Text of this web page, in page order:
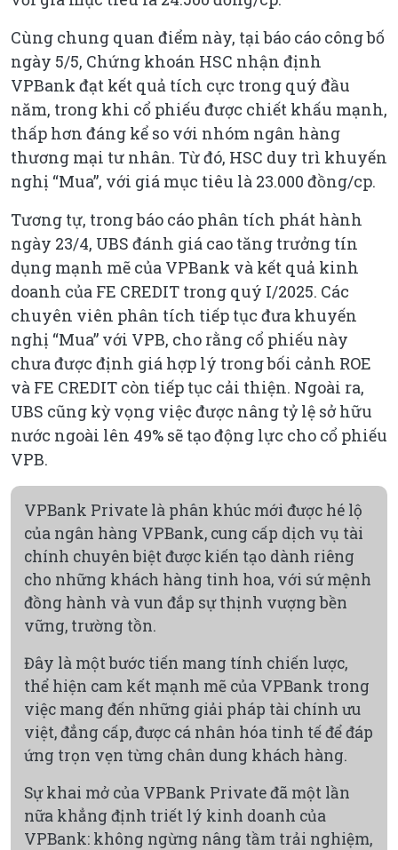
Cùng chung quan điểm này, tại báo cáo công bố
ngày 5/5, Chứng khoán HSC nhận định
VPBank đạt kết quả tích cực trong quý đầu
năm, trong khi cổ phiếu được chiết khấu mạnh,
thấp hơn đáng kể so với nhóm ngân hàng
thương mại tư nhân. Từ đó, HSC duy trì khuyến
nghị “Mua”, với giá mục tiêu là 23.000 đồng/cp.
Tương tự, trong báo cáo phân tích phát hành
ngày 23/4, UBS đánh giá cao tăng trưởng tín
dụng mạnh mẽ của VPBank và kết quả kinh
doanh của FE CREDIT trong quý I/2025. Các
chuyên viên phân tích tiếp tục đưa khuyến
nghị “Mua” với VPB, cho rằng cổ phiếu này
chưa được định giá hợp lý trong bối cảnh ROE
và FE CREDIT còn tiếp tục cải thiện. Ngoài ra,
UBS cũng kỳ vọng việc được nâng tỷ lệ sở hữu
nước ngoài lên 49% sẽ tạo động lực cho cổ phiếu
VPB.
VPBank Private là phân khúc mới được hé lộ
của ngân hàng VPBank, cung cấp dịch vụ tài
chính chuyên biệt được kiến tạo dành riêng
cho những khách hàng tinh hoa, với sứ mệnh
đồng hành và vun đắp sự thịnh vượng bền
vững, trường tồn.
Đây là một bước tiến mang tính chiến lược,
thể hiện cam kết mạnh mẽ của VPBank trong
việc mang đến những giải pháp tài chính ưu
việt, đẳng cấp, được cá nhân hóa tinh tế để đáp
ứng trọn vẹn từng chân dung khách hàng.
Sự khai mở của VPBank Private đã một lần
nữa khẳng định triết lý kinh doanh của
VPBank: không ngừng nâng tầm trải nghiệm,